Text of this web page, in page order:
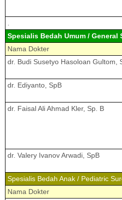
Spesialis Bedah Umum / General
Nama Dokter
dr. Budi Susetyo Hasoloan Gultom,
dr. Ediyanto, SpB
dr. Faisal Ali Ahmad Kler, Sp. B
dr. Valery Ivanov Arwadi, SpB
Spesialis Bedah Anak / Pediatric
Nama Dokter